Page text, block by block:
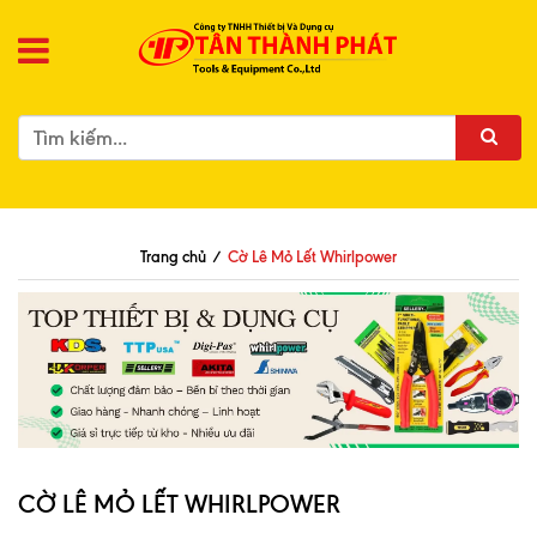
Trang chủ / Cờ Lê Mỏ Lết Whirlpower
CỜ LÊ MỎ LẾT WHIRLPOWER